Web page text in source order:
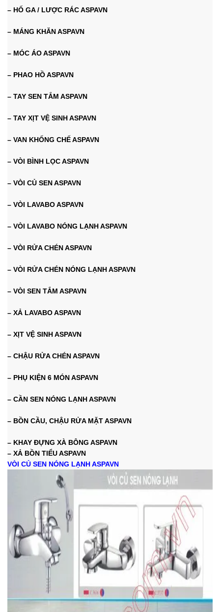
– HỐ GA / LƯỢC RÁC ASPAVN
– MÁNG KHĂN ASPAVN
– MÓC ÁO ASPAVN
– PHAO HỒ ASPAVN
– TAY SEN TẮM ASPAVN
– TAY XỊT VỆ SINH ASPAVN
– VAN KHỐNG CHẾ ASPAVN
– VÒI BÌNH LỌC ASPAVN
– VÒI CỦ SEN ASPAVN
– VÒI LAVABO ASPAVN
– VÒI LAVABO NÓNG LẠNH ASPAVN
– VÒI RỬA CHÉN ASPAVN
– VÒI RỬA CHÉN NÓNG LẠNH ASPAVN
– VÒI SEN TẮM ASPAVN
– XẢ LAVABO ASPAVN
– XỊT VỆ SINH ASPAVN
– CHẬU RỬA CHÉN ASPAVN
– PHỤ KIỆN 6 MÓN ASPAVN
– CẦN SEN NÓNG LẠNH ASPAVN
– BỒN CẦU, CHẬU RỬA MẶT ASPAVN
– KHAY ĐỰNG XÀ BÔNG ASPAVN
– XẢ BỒN TIỂU ASPAVN
VÒI CỦ SEN NÓNG LẠNH ASPAVN